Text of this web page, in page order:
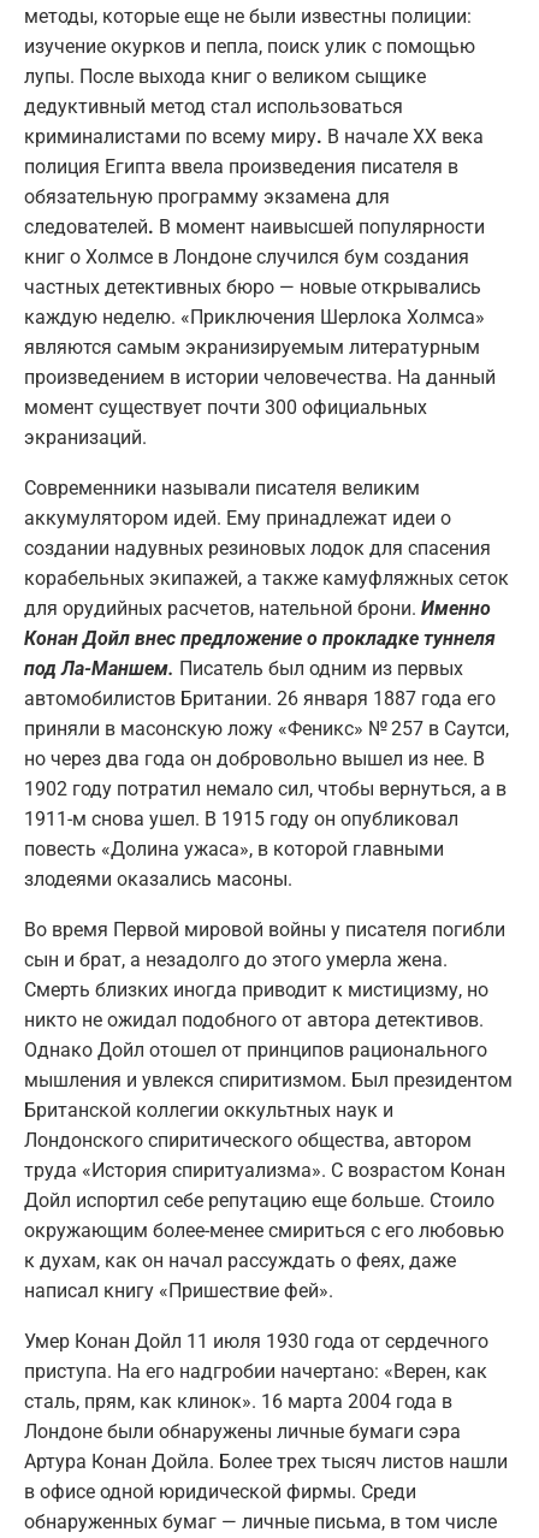
методы, которые еще не были известны полиции:
изучение окурков и пепла, поиск улик с помощью
лупы. После выхода книг о великом сыщике
дедуктивный метод стал использоваться
криминалистами по всему миру. В начале XX века
полиция Египта ввела произведения писателя в
обязательную программу экзамена для
следователей. В момент наивысшей популярности
книг о Холмсе в Лондоне случился бум создания
частных детективных бюро — новые открывались
каждую неделю. «Приключения Шерлока Холмса»
являются самым экранизируемым литературным
произведением в истории человечества. На данный
момент существует почти 300 официальных
экранизаций.
Современники называли писателя великим
аккумулятором идей. Ему принадлежат идеи о
создании надувных резиновых лодок для спасения
корабельных экипажей, а также камуфляжных сеток
для орудийных расчетов, нательной брони. Именно
Конан Дойл внес предложение о прокладке туннеля
под Ла-Маншем. Писатель был одним из первых
автомобилистов Британии. 26 января 1887 года его
приняли в масонскую ложу «Феникс» № 257 в Саутси,
но через два года он добровольно вышел из нее. В
1902 году потратил немало сил, чтобы вернуться, а в
1911-м снова ушел. В 1915 году он опубликовал
повесть «Долина ужаса», в которой главными
злодеями оказались масоны.
Во время Первой мировой войны у писателя погибли
сын и брат, а незадолго до этого умерла жена.
Смерть близких иногда приводит к мистицизму, но
никто не ожидал подобного от автора детективов.
Однако Дойл отошел от принципов рационального
мышления и увлекся спиритизмом. Был президентом
Британской коллегии оккультных наук и
Лондонского спиритического общества, автором
труда «История спиритуализма». С возрастом Конан
Дойл испортил себе репутацию еще больше. Стоило
окружающим более-менее смириться с его любовью
к духам, как он начал рассуждать о феях, даже
написал книгу «Пришествие фей».
Умер Конан Дойл 11 июля 1930 года от сердечного
приступа. На его надгробии начертано: «Верен, как
сталь, прям, как клинок». 16 марта 2004 года в
Лондоне были обнаружены личные бумаги сэра
Артура Конан Дойла. Более трех тысяч листов нашли
в офисе одной юридической фирмы. Среди
обнаруженных бумаг — личные письма, в том числе